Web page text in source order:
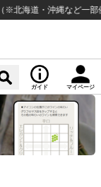
・沖縄など一部例外地
ガイド マイページ